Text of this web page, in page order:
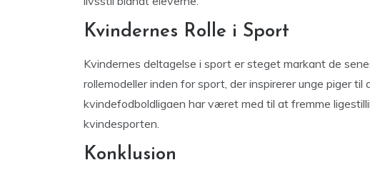
Kvindernes Rolle i Sport
Kvindernes deltagelse i sport er steget markant de
rollemodeller inden for sport, der inspirerer unge piger
kvindefodboldligaen har været med til at fremme
kvindesporten.
Konklusion